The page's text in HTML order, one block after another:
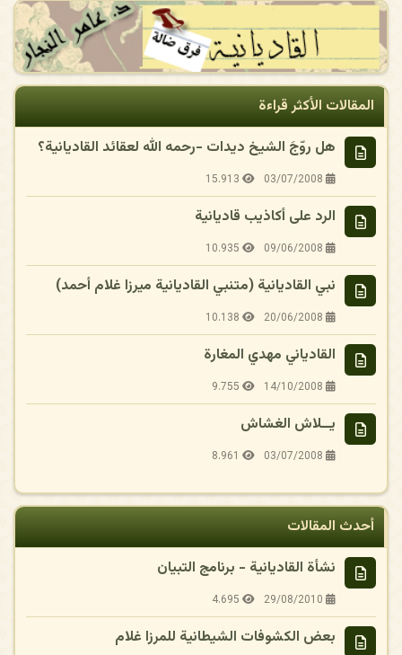
المقالات الأكثر قراءة
هل روّجَ الشيخ ديدات -رحمه الله لعقائد القاديانية؟
03/07/2008
15.913
الرد على أكاذيب قاديانية
09/06/2008
10.935
نبي القاديانية (متنبي القاديانية ميرزا غلام أحمد)
20/06/2008
10.138
القادياني مهدي المغارة
14/10/2008
9.755
يــلاش الغشاش
03/07/2008
8.961
أحدث المقالات
نشأة القاديانية - برنامج التبيان
29/08/2010
4.695
بعض الكشوفات الشيطانية للمرزا غلام